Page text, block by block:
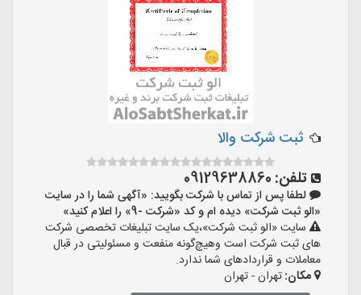
ثبت شرکت والا
تلفن: 09129638860
لطفا پس از تماس با شرکت بگویید: «آگهی شما را در سایت
«الو ثبت شرکت» دیده ام و کد «شرکت -9» را اعلام کنید»
سایت «الو ثبت شرکت»،یک سایت تبلیغات تخصصی شرکت
های ثبت شرکت است وهیچ‌گونه منفعت و مسئولیتی در قبال
معاملات و قراردادهای شما ندارد.
مکان:تهران - تهران